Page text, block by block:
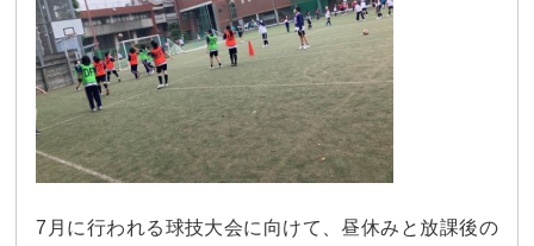
7月に行われる球技大会に向けて、昼休みと放課後の